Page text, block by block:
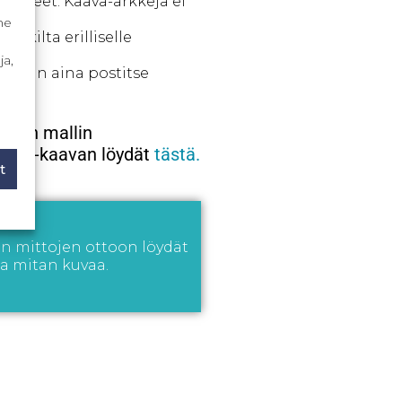
arkilta erilliselle
aina postitse
mallin
kaavan löydät tästä.
mittojen ottoon löydät
mitan kuvaa.